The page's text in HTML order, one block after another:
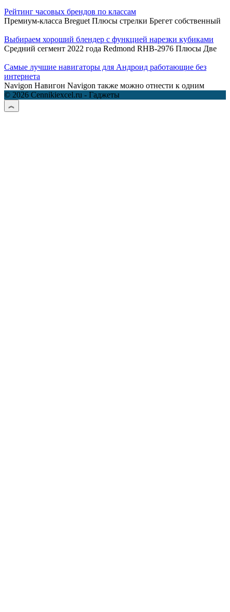
Рейтинг часовых брендов по классам
Премиум-класса Breguet Плюсы стрелки Брегет собственный
Выбираем хороший блендер с функцией нарезки кубиками
Средний сегмент 2022 года Redmond RHB-2976 Плюсы Две
Самые лучшие навигаторы для Андроид работающие без
интернета
Navigon Навигон Navigon также можно отнести к одним
© 2026 Cennikiexcel.ru - Гаджеты